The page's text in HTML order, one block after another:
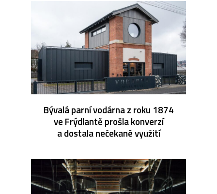
Bývalá parní vodárna z roku 1874
ve Frýdlantě prošla konverzí
a dostala nečekané využití